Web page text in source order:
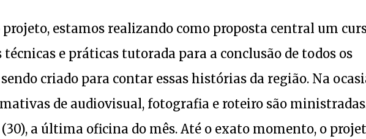
projeto, estamos realizando como proposta central um
e práticas tutorada para a conclusão de todos os
criado para contar essas histórias da região. Na
de audiovisual, fotografia e roteiro são
a última oficina do mês. Até o exato momento, o